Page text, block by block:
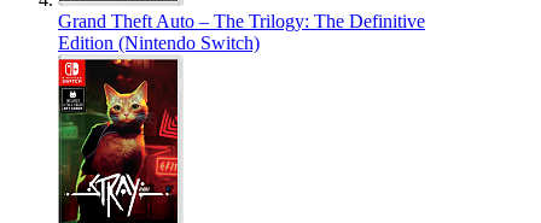
Grand Theft Auto – The Trilogy: The Definitive
Edition (Nintendo Switch)